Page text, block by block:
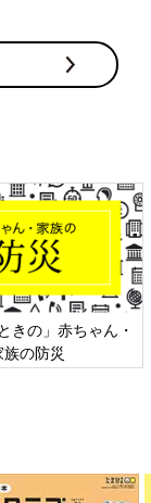
きの」赤ちゃん・
族の防災